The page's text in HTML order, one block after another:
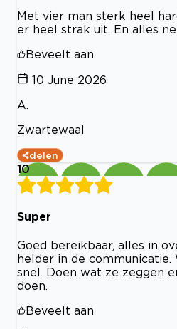
Met vier man sterk heel
er heel strak uit. En alles
Beveelt aan
10 June 2026
A.
Zwartewaal
delen
10
Super
Goed bereikbaar, alles in
helder in de communicatie.
snel. Doen wat ze zeggen
doen.
Beveelt aan